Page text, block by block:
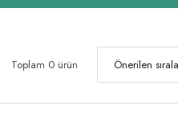
Toplam 0 ürün